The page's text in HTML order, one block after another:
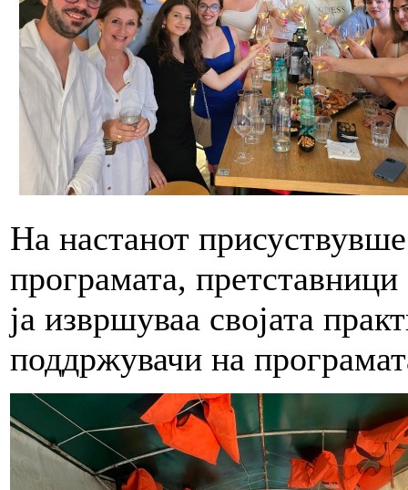
На настанот
програмата,
ја извршуваа својата
поддржувачи на